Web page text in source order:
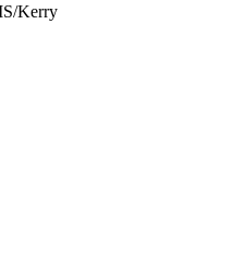
Kerry